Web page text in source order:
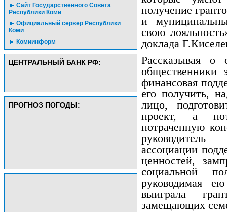
Сайт Государственного Совета
Республики Коми
Официальный сервер Республики
Коми
Комиинформ
ЦЕНТРАЛЬНЫЙ БАНК РФ:
ПРОГНОЗ ПОГОДЫ:
получение
и
свою
доклада
Рассказывая о
общественники
финансовая
его получить,
лицо,
проект, а
потраченную
руководитель
ассоциации
ценностей,
социальной
руководимая
выиграла
замещающих